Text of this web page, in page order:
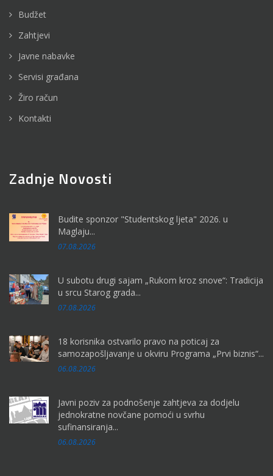
Budžet
Zahtjevi
Javne nabavke
Servisi građana
Žiro račun
Kontakti
Zadnje Novosti
Budite sponzor "Studentskog ljeta" 2026. u
Maglaju...
07.08.2026
U subotu drugi sajam „Rukom kroz snove“: Tradicija
u srcu Starog grada...
07.08.2026
18 korisnika ostvarilo pravo na poticaj za
samozapošljavanje u okviru Programa „Prvi biznis“...
06.08.2026
Javni poziv za podnošenje zahtjeva za dodjelu
jednokratne novčane pomoći u svrhu
sufinansiranja...
06.08.2026